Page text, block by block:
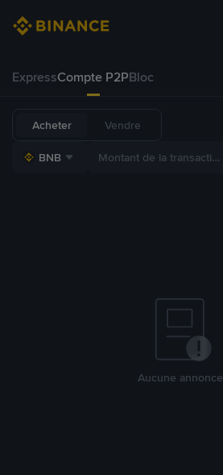
ExpressCompte P2PBloc
Acheter Vendre
BNB
Aucune annonce